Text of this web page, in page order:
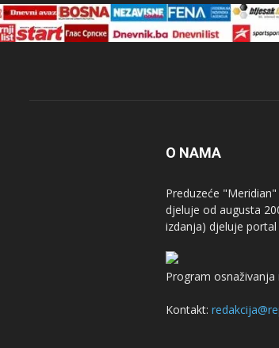
O NAMA
Preduzeće
djeluje od augusta
izdanja) djeluje
Program
Kontakt: